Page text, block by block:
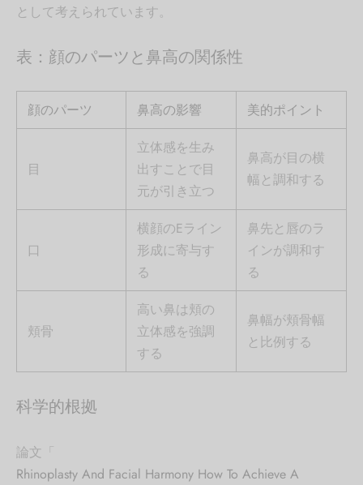
として考えられています。
表：顔のパーツと鼻高の関係性
顔のパーツ 鼻高の影響 美的ポイント
目
立体感を生み
出すことで目
元が引き立つ
鼻高が目の横
幅と調和する
口
横顔のEライン
形成に寄与す
る
鼻先と唇のラ
インが調和す
る
頬骨
高い鼻は頬の
立体感を強調
する
鼻幅が頬骨幅
と比例する
科学的根拠
論文「
Rhinoplasty And Facial Harmony How To Achieve A